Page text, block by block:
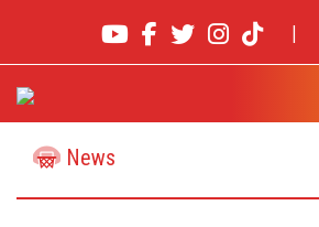
|
News